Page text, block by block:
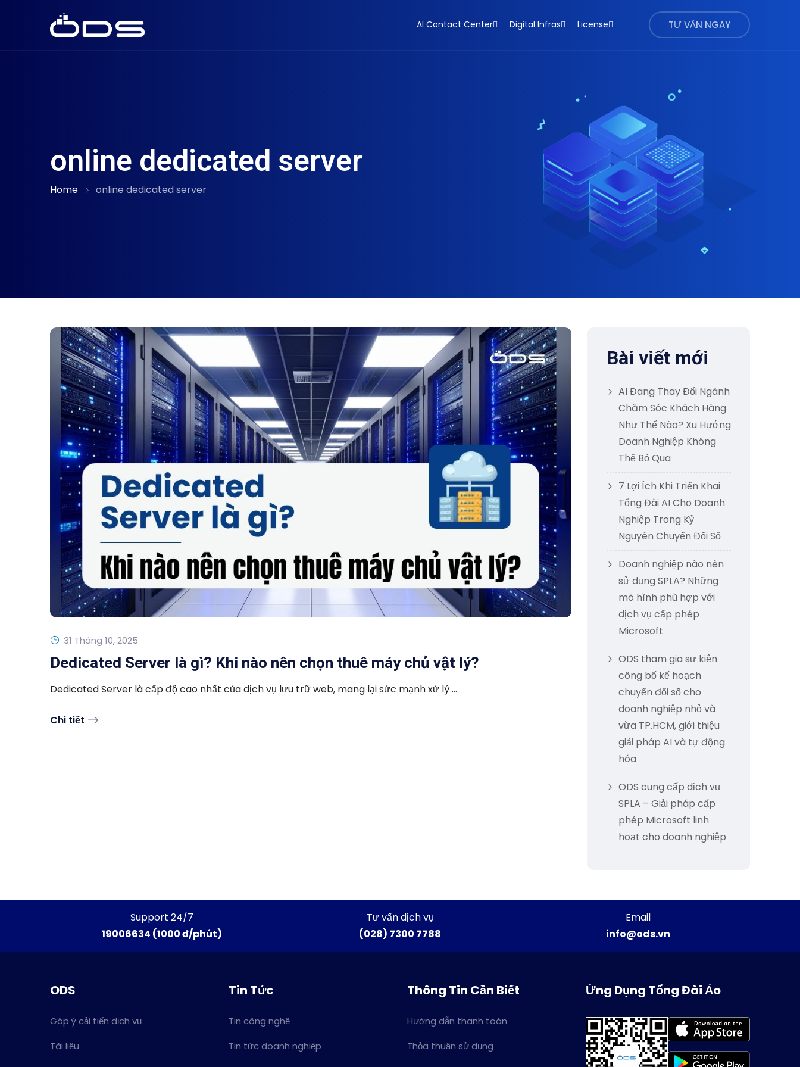
AI Contact Center Digital Infras License TƯ VẤN NGAY
online dedicated server​
Home online dedicated server​
31 Tháng 10, 2025
Dedicated Server là gì? Khi nào nên chọn thuê máy chủ vật lý?
Dedicated Server là cấp độ cao nhất của dịch vụ lưu trữ web, mang lại sức mạnh xử lý ...
Chi tiết
Bài viết mới
AI Đang Thay Đổi Ngành
Chăm Sóc Khách Hàng
Như Thế Nào? Xu Hướng
Doanh Nghiệp Không
Thể Bỏ Qua
7 Lợi Ích Khi Triển Khai
Tổng Đài AI Cho Doanh
Nghiệp Trong Kỷ
Nguyên Chuyển Đổi Số
Doanh nghiệp nào nên
sử dụng SPLA? Những
mô hình phù hợp với
dịch vụ cấp phép
Microsoft
ODS tham gia sự kiện
công bố kế hoạch
chuyển đổi số cho
doanh nghiệp nhỏ và
vừa TP.HCM, giới thiệu
giải pháp AI và tự động
hóa
ODS cung cấp dịch vụ
SPLA – Giải pháp cấp
phép Microsoft linh
hoạt cho doanh nghiệp
Support 24/7
19006634 (1000 đ/phút)
Tư vấn dịch vụ
(028) 7300 7788
Email
info@ods.vn
ODS
Góp ý cải tiến dịch vụ
Tài liệu
Tin Tức
Tin công nghệ
Tin tức doanh nghiệp
Thông Tin Cần Biết
Hướng dẫn thanh toán
Thỏa thuận sử dụng
Ứng Dụng Tổng Đài Ảo